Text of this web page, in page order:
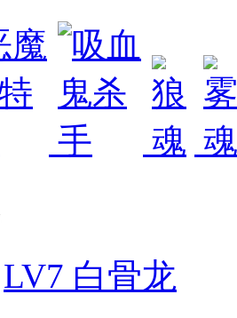
LV7 白骨龙